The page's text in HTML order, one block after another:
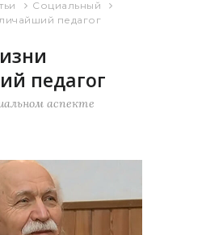
Социальный
педагог
педагог
аспекте